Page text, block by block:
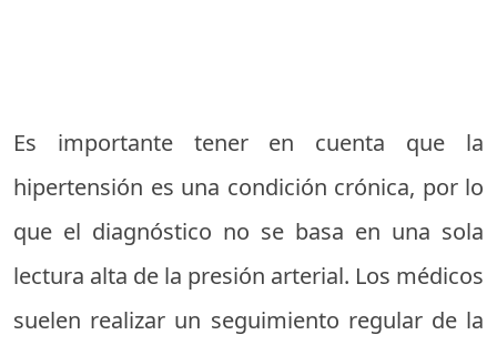
Es importante tener en cuenta que la
hipertensión es una condición crónica, por lo
que el diagnóstico no se basa en una sola
lectura alta de la presión arterial. Los médicos
suelen realizar un seguimiento regular de la